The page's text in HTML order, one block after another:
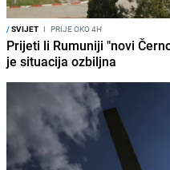
/SVIJET I PRIJE OKO 4H
Prijeti li Rumuniji "novi
je situacija ozbiljna